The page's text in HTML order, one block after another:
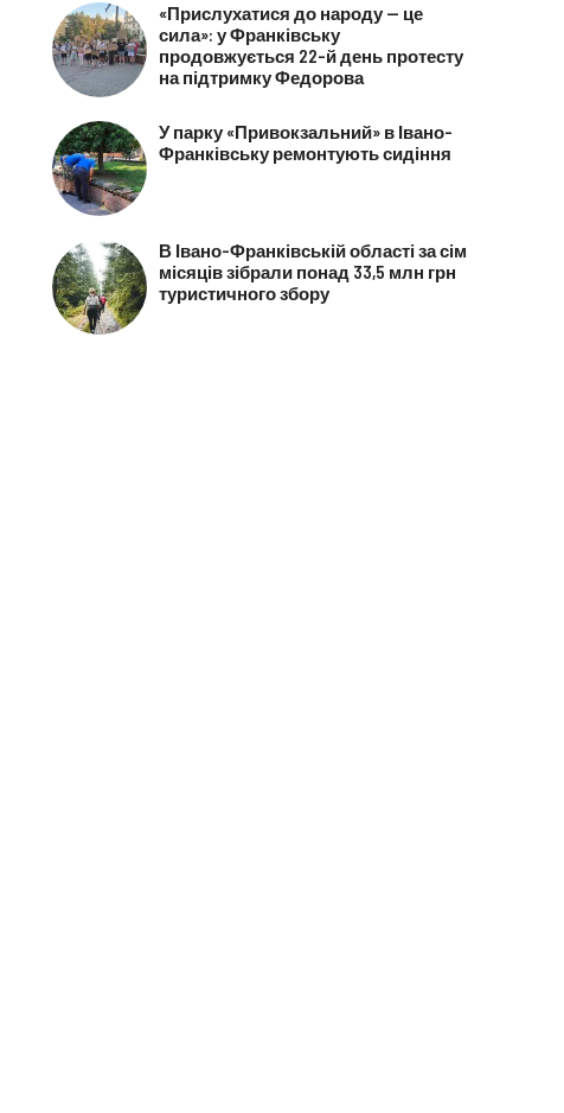
«Прислухатися до народу — це
сила»: у Франківську
продовжується 22-й день протесту
на підтримку Федорова
У парку «Привокзальний» в Івано-
Франківську ремонтують сидіння
В Івано-Франківській області за сім
місяців зібрали понад 33,5 млн грн
туристичного збору